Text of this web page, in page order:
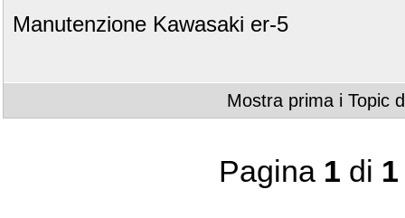
Manutenzione Kawasaki er-5
Mostra prima i Topic
Pagina 1 di 1